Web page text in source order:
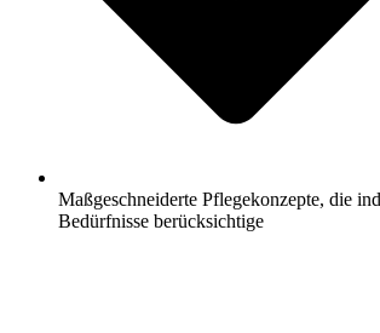
Maßgeschneiderte Pflegekonzepte, die
Bedürfnisse berücksichtige